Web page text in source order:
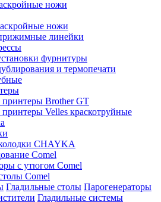
ножи
ножи
линейки
фурнитуры
и термопечати
принтеры Brother GT
Velles краскотруйные
CHAYKA
Comel
с утюгом Comel
Comel
Гладильные столы Парогенераторы
Гладильные системы